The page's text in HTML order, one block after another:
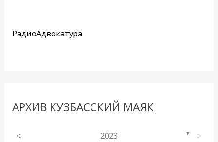
РадиоАдвокатура
АРХИВ КУЗБАССКИЙ МАЯК
< 2023 ▼ >